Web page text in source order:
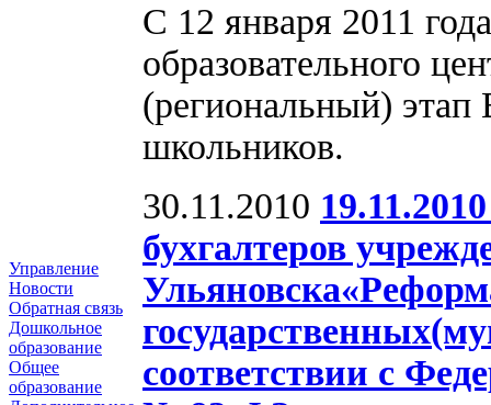
Управление
Новости
Обратная связь
Дошкольное
образование
Общее
образование
С 12 января 2011
образовательного
(региональный)
школьников.
30.11.2010
бухгалтеров
соответствии с